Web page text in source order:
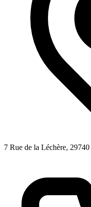
7 Rue de la Léchère, 29740